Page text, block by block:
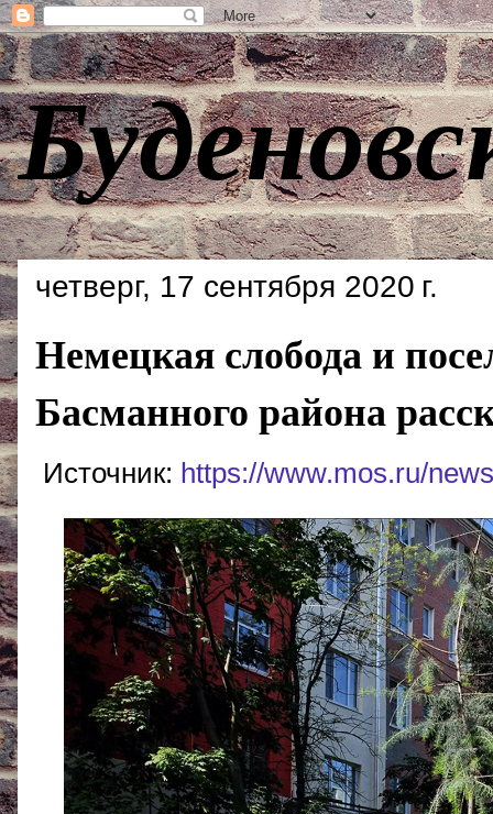
четверг, 17 сентября 2020 г.
Немецкая слобода и
Басманного района
Источник: https://www.mos.ru/